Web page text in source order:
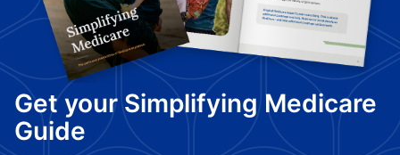
Get your Simplifying Medicare
Guide